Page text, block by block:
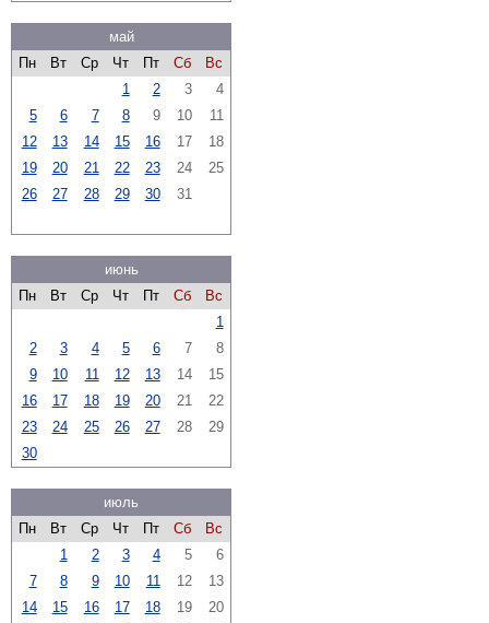
май
Пн
Вт Ср Чт Пт Сб
Вс
1
2 3
4
5
6 7 8 9 10
11
12
13 14 15 16 17
18
19
20 21 22 23 24
25
26
27 28 29 30 31
июнь
Пн
Вт Ср Чт Пт Сб
Вс
1
2
3 4 5 6 7
8
9
10 11 12 13 14
15
16
17 18 19 20 21
22
23
24 25 26 27 28
29
30
июль
Пн
Вт Ср Чт Пт Сб
Вс
1
2 3 4 5
6
7
8 9 10 11 12
13
14
15 16 17 18 19
20